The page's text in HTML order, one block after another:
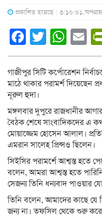
প্রকাশিত হয়েছে :
Facebook
Twitter
গাজীপুর সিটি কর্পোরেশন
মাঠে থাকার পরামর্শ দিয়েছেন
নূরুল হুদা।
মঙ্গলবার দুপুরে রাজধানীর
বৈঠক শেষে সাংবাদিকদের এ
মোয়াজ্জেম হোসেন আলাল।
এমরান সালেহ প্রিন্সও ছিলেন।
সিইসির পরামর্শে আশ্বস্ত হতে
বলেন, আমরা আশ্বস্ত হতে
সেজন্য তিনি ধন্যবাদ পাওয়ার
তিনি বলেন, আমাদের কাছে যে
জন্য না। তফসিল থেকে শুরু করে